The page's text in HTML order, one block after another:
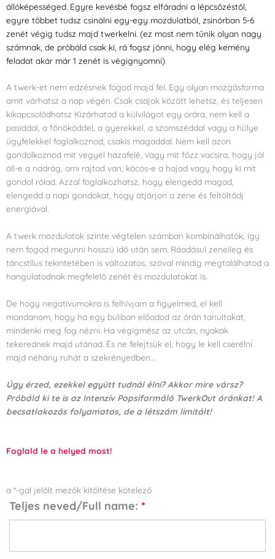
állóképességed. Egyre kevésbé fogsz elfáradni a lépcsőzéstől,
egyre többet tudsz csinálni egy-egy mozdulatból, zsinórban 5-6
zenét végig tudsz majd twerkelni. (ez most nem tűnik olyan nagy
számnak, de próbáld csak ki, rá fogsz jönni, hogy elég kemény
feladat akár már 1 zenét is végignyomni)
A twerk-et nem edzésnek fogod majd fel. Egy olyan mozgásforma
amit várhatsz a nap végén. Csak csajok között lehetsz, és teljesen
kikapcsolódhatsz Kizárhatod a külvilágot egy órára, nem kell a
pasiddal, a főnököddel, a gyerekkel, a szomszéddal vagy a hülye
ügyfelekkel foglalkoznod, csakis magaddal. Nem kell azon
gondolkoznod mit vegyél hazafelé, vagy mit főzz vacsira, hogy jól
áll-e a nadrág, ami rajtad van, kócos-e a hajad vagy hogy ki mit
gondol rólad. Azzal foglalkozhatsz, hogy elengedd magad,
elengedd a napi gondokat, hogy átjárjon a zene és feltöltődj
energiával.
A twerk mozdulatok szinte végtelen számban kombinálhatók, így
nem fogod megunni hosszú idő után sem. Ráadásul zeneileg és
táncstílus tekintetében is változatos, szóval mindig megtalálhatod a
hangulatodnak megfelelő zenét és mozdulatokat is.
De hogy negatívumokra is felhívjam a figyelmed, el kell
mondanom, hogy ha egy buliban előadod az órán tanultakat,
mindenki meg fog nézni. Ha végigmész az utcán, nyakak
tekerednek majd utánad. És ne felejtsük el, hogy le kell cserélni
majd néhány ruhát a szekrényedben…
Úgy érzed, ezekkel együtt tudnál élni? Akkor mire vársz?
Próbáld ki te is az Intenzív Popsiformáló TwerkOut óránkat! A
becsatlakozás folyamatos, de a létszám limitált!
Foglald le a helyed most!
a *-gal jelölt mezők kitöltése kötelező
Teljes neved/Full name: *